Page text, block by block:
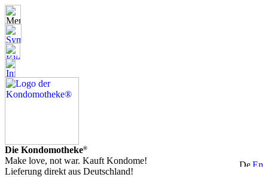
Die Kondomotheke®
Make love, not war. Kauft Kondome!
Lieferung direkt aus Deutschland!